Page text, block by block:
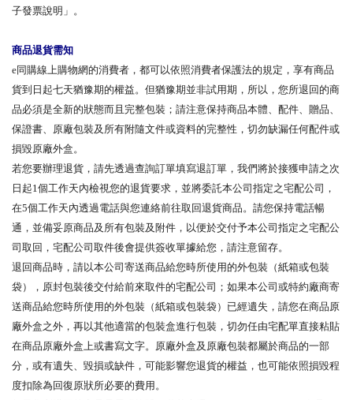
子發票說明」。
商品退貨需知
e同購線上購物網的消費者，都可以依照消費者保護法的規定，享有商品
貨到日起七天猶豫期的權益。但猶豫期並非試用期，所以，您所退回的商
品必須是全新的狀態而且完整包裝；請注意保持商品本體、配件、贈品、
保證書、原廠包裝及所有附隨文件或資料的完整性，切勿缺漏任何配件或
損毀原廠外盒。
若您要辦理退貨，請先透過查詢訂單填寫退訂單，我們將於接獲申請之次
日起1個工作天內檢視您的退貨要求，並將委託本公司指定之宅配公司，
在5個工作天內透過電話與您連絡前往取回退貨商品。請您保持電話暢
通，並備妥原商品及所有包裝及附件，以便於交付予本公司指定之宅配公
司取回，宅配公司取件後會提供簽收單據給您，請注意留存。
退回商品時，請以本公司寄送商品給您時所使用的外包裝（紙箱或包裝
袋），原封包裝後交付給前來取件的宅配公司；如果本公司或特約廠商寄
送商品給您時所使用的外包裝（紙箱或包裝袋）已經遺失，請您在商品原
廠外盒之外，再以其他適當的包裝盒進行包裝，切勿任由宅配單直接粘貼
在商品原廠外盒上或書寫文字。原廠外盒及原廠包裝都屬於商品的一部
分，或有遺失、毀損或缺件，可能影響您退貨的權益，也可能依照損毀程
度扣除為回復原狀所必要的費用。